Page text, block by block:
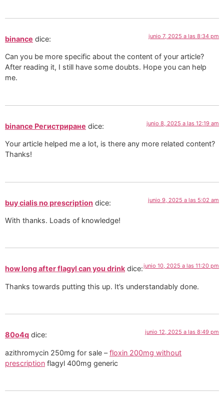
binance dice: junio 7, 2025 a las 8:34 pm
Can you be more specific about the content of your article?
After reading it, I still have some doubts. Hope you can help
me.
binance Регистриране dice: junio 8, 2025 a las 12:19 am
Your article helped me a lot, is there any more related content?
Thanks!
buy cialis no prescription dice: junio 9, 2025 a las 5:02 am
With thanks. Loads of knowledge!
how long after flagyl can you drink dice:junio 10, 2025 a las 11:20 pm
Thanks towards putting this up. It’s understandably done.
80o4q dice: junio 12, 2025 a las 8:49 pm
azithromycin 250mg for sale –floxin 200mg without
prescription flagyl 400mg generic